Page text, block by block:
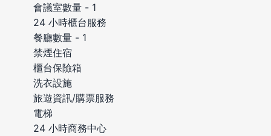
會議室數量 - 1
24 小時櫃台服務
餐廳數量 - 1
禁煙住宿
櫃台保險箱
洗衣設施
旅遊資訊/購票服務
電梯
24 小時商務中心